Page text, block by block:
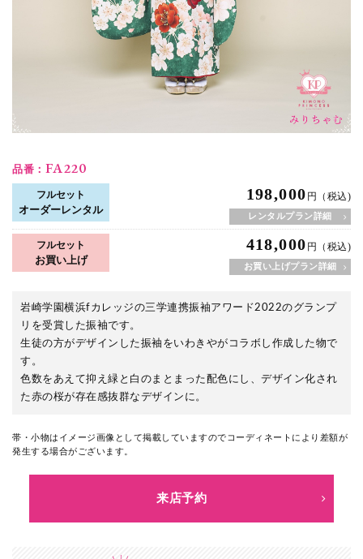
品番： FA220
フルセット
オーダーレンタル
198,000 円（税込)
レンタルプラン詳細
フルセット
お買い上げ
418,000 円（税込)
お買い上げプラン詳細
岩崎学園横浜fカレッジの三学連携振袖アワード2022のグランプ
リを受賞した振袖です。
生徒の方がデザインした振袖をいわきやがコラボし作成した物で
す。
色数をあえて抑え緑と白のまとまった配色にし、デザイン化され
た赤の桜が存在感抜群なデザインに。
帯・小物はイメージ画像として掲載していますのでコーディネートにより差額が
発生する場合がございます。
来店予約